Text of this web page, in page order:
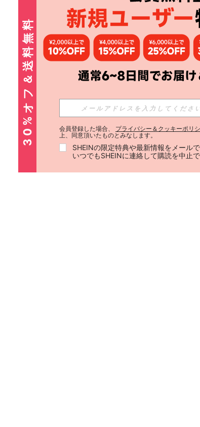
30%オフ＆送料無料 会員登録した場合、 プライバシー＆クッキーポリ
上、同意頂いたものとみなします。
SHEINの限定特典や最新情報をメール
いつでもSHEINに連絡して購読を中止